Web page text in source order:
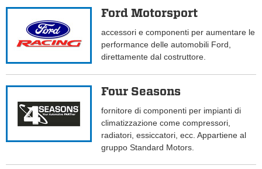
Ford Motorsport
accessori e componenti per aumentare le
performance delle automobili Ford,
direttamente dal costruttore.
Four Seasons
fornitore di componenti per impianti di
climatizzazione come compressori,
radiatori, essiccatori, ecc. Appartiene al
gruppo Standard Motors.